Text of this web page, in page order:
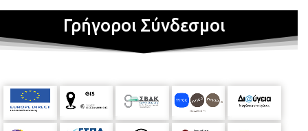
Γρήγοροι Σύνδεσμοι